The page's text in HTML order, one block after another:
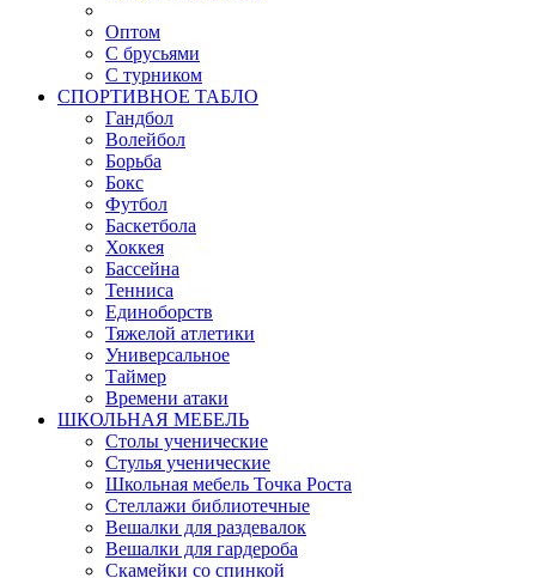
Оптом
С брусьями
С турником
СПОРТИВНОЕ ТАБЛО
Гандбол
Волейбол
Борьба
Бокс
Футбол
Баскетбола
Хоккея
Бассейна
Тенниса
Единоборств
Тяжелой атлетики
Универсальное
Таймер
Времени атаки
ШКОЛЬНАЯ МЕБЕЛЬ
Столы ученические
Стулья ученические
Школьная мебель Точка Роста
Стеллажи библиотечные
Вешалки для раздевалок
Вешалки для гардероба
Скамейки со спинкой